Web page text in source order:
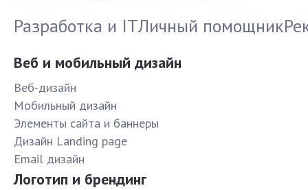
Разработка и ITЛичный помощник
Веб и мобильный дизайн
Веб-дизайн
Мобильный дизайн
Элементы сайта и баннеры
Дизайн Landing page
Email дизайн
Логотип и брендинг